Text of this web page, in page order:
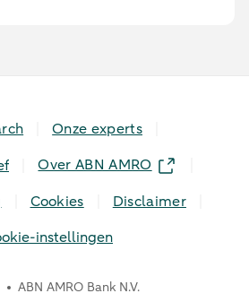
Onze experts
Over ABN AMRO
Cookies
Disclaimer
instellingen
ABN AMRO Bank N.V.